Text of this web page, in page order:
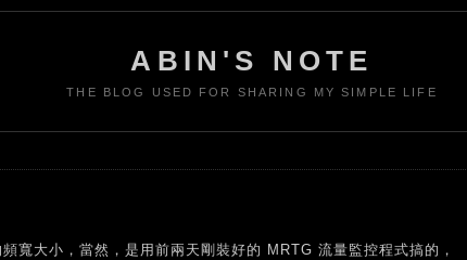
ABIN'S NOTE
THE BLOG USED FOR SHARING MY SIMPLE LIFE
寬大小，當然，是用前兩天剛裝好的 MRTG 流量監控程式搞的，